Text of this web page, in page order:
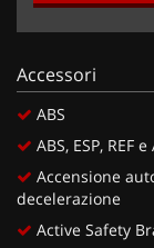
Accessori
ABS
ABS, ESP, REF
Accensione
decelerazione
Active Safety